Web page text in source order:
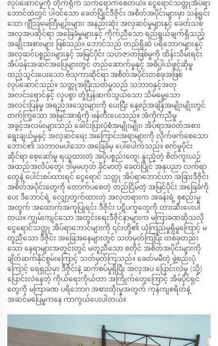
လုပ်ဆောင်မှုကို တိုက်ရိုက် သက်ရောက်စေတယ်။ ငွေရောင်သတ္တုအိပ်ရာ
ဘောင်ထဲတွင် ပါဝင်သော ခေတ်ပြိုင်ဒီဇိုင်း အစိတ်အပိုင်းများမှာ သန့်ရှင်း
သော ဂျီသြမေတြီမျဉ်းများ၊ အနည်းဆုံး အလှဆင်မှုများနှင့် ခေတ်သစ်
အလှအပဆိုင်ရာ အခြေခံမူများနှင့် ကိုက်ညီသော ရည်ရွယ်ချက်ရှိသည့်
အချိုးအစားများ ဖြစ်သည်။ ဘောင်သည် တည်ရှိဆဲ ပရိဘောဂများနှင့်
အလှဆင်ပစ္စည်းများနှင့် အမြင်ပိုင်း သဟဇာတဖြစ်မှုကို ထိန်းသိမ်းရင်း
အိပ်ခန်းအဆင်အပြေများတွင် တည်ဆောက်မှုနှင့် အဓိပ္ပါယ်ဖွင့်ဆိုမှု
ထည့်သွင်းပေးသော ဗိသုကာဆိုင်ရာ အစိတ်အပိုင်းတစ်ခုအဖြစ်
လုပ်ဆောင်သည်။ သတ္တုအပြီးသတ်မှုသည် သဘာဝနှင့်အတု
အလင်းရောင်နှင့် လှပစွာ တုံ့ပြန်ဆက်သွယ်သော သိမ်မွေ့သော
အလင်းပြန်မှု အရည်အသွေးများကို ပေးပြီး နေ့စဉ်အချိန်အမျိုးမျိုးတွင်
တက်ကြွသော အမြင်အာရုံကို ဖန်တီးပေးသည်။ အံကိုက်ညီမှု
အခွင့်အလမ်းများသည် ခေါင်းပြားပုံစံအမျိုးမျိုး၊ အိပ်ရာအဝတ်အစား
ရွေးချယ်မှုနှင့် အလှဆင်ရေး အကြောင်းအရာများကို လိုက်ဖက်စေသော
ဘောင်၏ သဘာ၀မပါသော အခြေခံမှ ပေါ်ပေါက်သည်။ စက်မှုပိုင်း
ဆိုင်ရာ စေ့ဆော်မှု ရယူထားတဲ့ အပိုပစ္စည်းတွေ၊ နူးညံ့တဲ့ စိတ်ကူးယဉ်
အထည်အလိပ်တွေ၊ ဒါမှမဟုတ် ခိုင်မာတဲ့ ခေတ်ပြိုင် အနုပညာ လက်ရာ
တွေနဲ့ ပေါင်းစပ်ထားရင် ငွေရောင် သတ္တု အိပ်ရာဘောင်ဟာ အခြားဒီဇိုင်း
အစိတ်အပိုင်းတွေကို တောက်ပစေတဲ့ တည်ငြိမ်တဲ့ အမြင်ပိုင်း အခြေခံကို
ပေး ဒီဘောင်ရဲ့ လျှော့တွက်ထားတဲ့ အလှတရားက အခန်းရဲ့ စုစည်းမှု
အတွက် အထောက်အကူပြုရင်း ဒီဇိုင်း ပဋိပက္ခတွေကို တားဆီးပေးပါ
တယ်။ ကျွမ်းကျင်သော အတွင်းရေးဒီဇိုင်နာများက မကြာခဏဆိုသလို
ငွေရောင်သတ္တု အိပ်ရာဘောင်များကို ၎င်းတို့၏ ယုံကြည်မှုရှိမှုကြောင့် မ
တူညီသော ဒီဇိုင်း အခြေအနေများတွင် သတ်မှတ်ကြပြီး တစ်ခုတည်း
သော နေရာများအတွင်းတွင် မတူညီသော စတိုင် အစိတ်အပိုင်းများကို
ချိတ်ဆက်နိုင်စွမ်းကြောင့် သတ်မှတ်ကြသည်။ ခေတ်မမီတဲ့ ဖွဲ့စည်းပုံ
ကြောင့် ရေရှည်မှာ ဒီဇိုင်းနဲ့ ဆက်စပ်မှုရှိပြီး အလှအပ ပြောင်းလဲမှု (သို့)
ပြောင်းလဲနေတဲ့ ကိုယ်ရေးကိုယ်တာ အကြိုက်တွေကြောင့် အိမ်ပိုင်ရှင်
တွေကို မကြာခဏ ပရိဘောဂ အစားထိုးမှုအတွက် ကုန်ကျစရိတ်နဲ့
အဆင်မပြေမှုကနေ ကာကွယ်ပေးပါတယ်။